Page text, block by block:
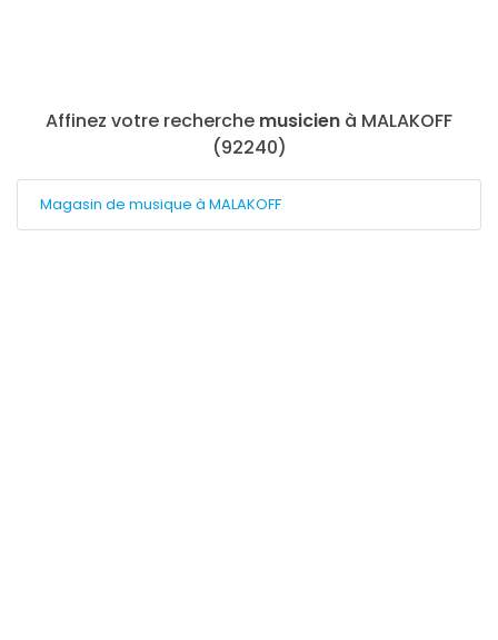
Affinez votre recherche musicien à MALAKOFF
(92240)
Magasin de musique à MALAKOFF